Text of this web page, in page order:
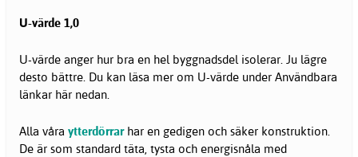
U-värde 1,0
U-värde anger hur bra en hel byggnadsdel isolerar. Ju lägre
desto bättre. Du kan läsa mer om U-värde under Användbara
länkar här nedan.
Alla våra ytterdörrarhar en gedigen och säker konstruktion.
De är som standard täta, tysta och energisnåla med